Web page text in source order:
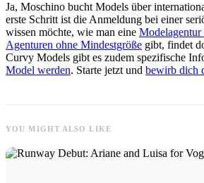
Ja, Moschino bucht Models über
erste Schritt ist die Anmeldung bei einer
wissen möchte, wie man eine Modelagentur
Agenturen ohne Mindestgröße gibt, findet
Curvy Models gibt es zudem spezifische
Model werden. Starte jetzt und bewirb dich
YOU MIGHT ALSO LIKE